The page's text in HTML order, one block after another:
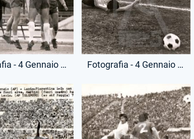
Fotografia - 4 Gennaio 1976 - Campionato Serie A - Lazio-Cesena Fotografia - 4 Gennaio 1976 - Campionato Serie A - Lazio-Cesena